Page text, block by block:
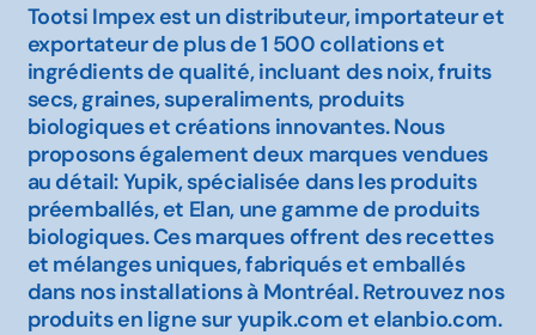
Tootsi Impex est un distributeur, importateur et
exportateur de plus de 1 500 collations et
ingrédients de qualité, incluant des noix, fruits
secs, graines, superaliments, produits
biologiques et créations innovantes. Nous
proposons également deux marques vendues
au détail: Yupik, spécialisée dans les produits
préemballés, et Elan, une gamme de produits
biologiques. Ces marques offrent des recettes
et mélanges uniques, fabriqués et emballés
dans nos installations à Montréal. Retrouvez nos
produits en ligne sur yupik.com et elanbio.com.